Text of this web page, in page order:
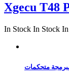
Xgecu T48
In Stock In Stock